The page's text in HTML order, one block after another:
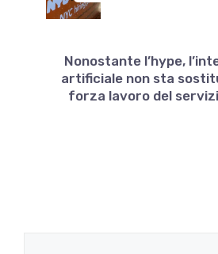
Nonostante l’hype,
artificiale non sta
forza lavoro del